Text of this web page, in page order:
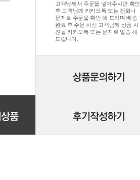
고객님께서 주문을 넣어주시면 확인
후 고객님께 카카오톡 또는 전화나
문자로 주문을 확인 해 드리며.배송
완료 후 주문 하신 고객님께 상품 사
진을 카카오톡 또는 문자로 발송 해
드립니다.